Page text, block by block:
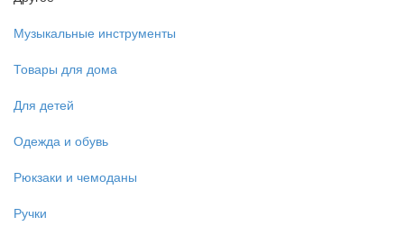
Музыкальные инструменты
Товары для дома
Для детей
Одежда и обувь
Рюкзаки и чемоданы
Ручки